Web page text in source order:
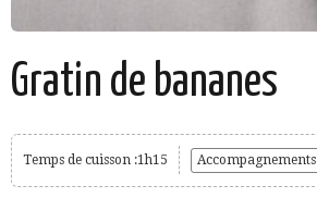
Gratin de bananes
Temps de cuisson :1h15 Accompagnements